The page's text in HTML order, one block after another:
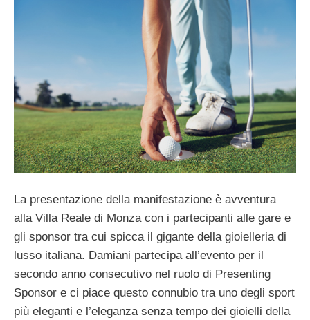
La presentazione della manifestazione è avventura
alla Villa Reale di Monza con i partecipanti alle gare e
gli sponsor tra cui spicca il gigante della gioielleria di
lusso italiana. Damiani partecipa all’evento per il
secondo anno consecutivo nel ruolo di Presenting
Sponsor e ci piace questo connubio tra uno degli sport
più eleganti e l’eleganza senza tempo dei gioielli della